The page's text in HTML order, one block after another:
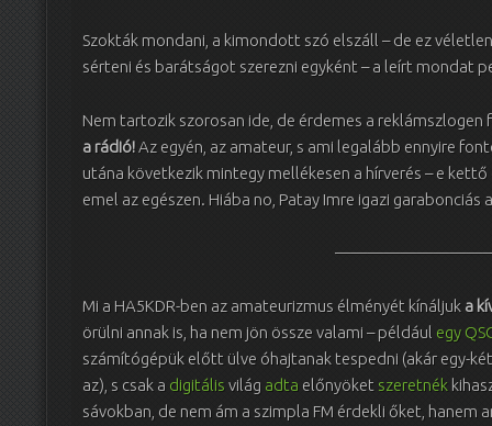
Szokták mondani, a kimondott szó elszáll – de ez
sérteni és barátságot szerezni egyként – a leírt mondat
Nem tartozik szorosan ide, de érdemes a
a rádió!Az egyén, az amateur, s ami legalább ennyire
utána következik mintegy mellékesen a hírverés – e
emel az egészen. Hiába no, Patay Imre igazi
Mi a HA5KDR-ben az amateurizmus élményét kínáljuk a
örülni annak is, ha nem jön össze valami – például egy
számítógépük előtt ülve óhajtanak tespedni (akár egy-
az), s csak a digitális világ adta előnyöket szeretnék
sávokban, de nem ám a szimpla FM érdekli őket, hanem